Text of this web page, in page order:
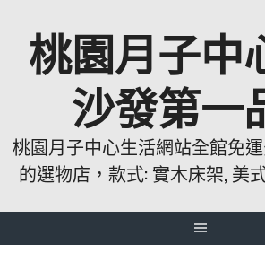
桃園月子中
沙發第一
桃園月子中心生活網站全館免
的選物店，款式: 實木床架, 美